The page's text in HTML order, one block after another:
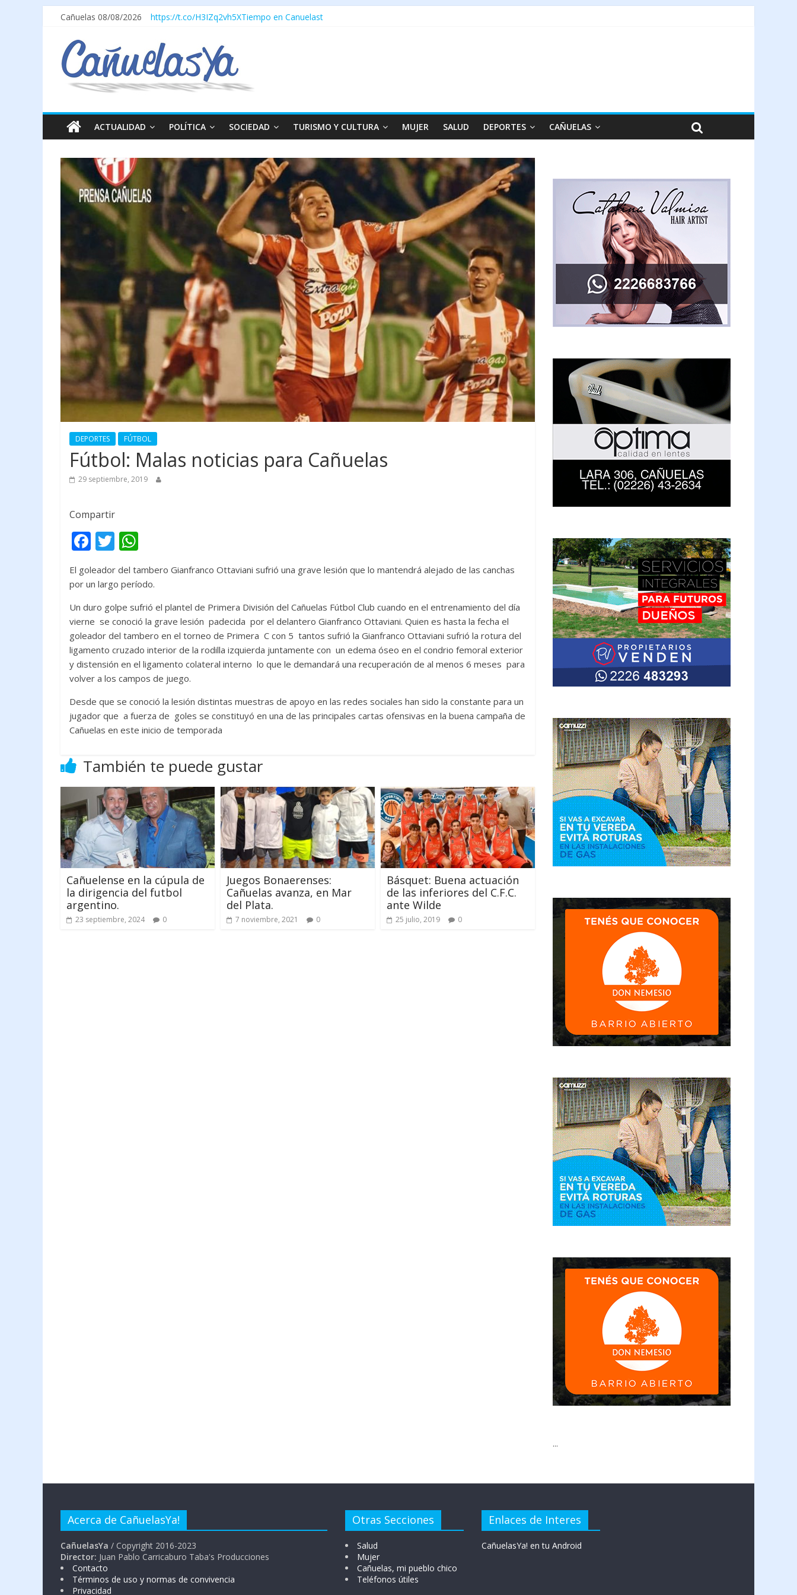
Cañuelas 08/08/2026 https://t.co/H3IZq2vh5XTiempo en Canuelast
ACTUALIDAD POLÍTICA SOCIEDAD TURISMO Y CULTURA MUJER SALUD DEPORTES CAÑUELAS
DEPORTES FÚTBOL
Fútbol: Malas noticias para Cañuelas
29 septiembre, 2019
Compartir
F
ac
e
o
o
k
T
w
itt
er
h
at
s
A
p
p
El goleador del tambero Gianfranco Ottaviani sufrió una grave lesión que lo mantendrá alejado de las canchas
por un largo período.
Un duro golpe sufrió el plantel de Primera División del Cañuelas Fútbol Club cuando en el entrenamiento del día
vierne se conoció la grave lesión padecida por el delantero Gianfranco Ottaviani. Quien es hasta la fecha el
goleador del tambero en el torneo de Primera C con 5 tantos sufrió la Gianfranco Ottaviani sufrió la rotura del
ligamento cruzado interior de la rodilla izquierda juntamente con un edema óseo en el condrio femoral exterior
y distensión en el ligamento colateral interno lo que le demandará una recuperación de al menos 6 meses para
volver a los campos de juego.
Desde que se conoció la lesión distintas muestras de apoyo en las redes sociales han sido la constante para un
jugador que a fuerza de goles se constituyó en una de las principales cartas ofensivas en la buena campaña de
Cañuelas en este inicio de temporada
También te puede gustar
Cañuelense en la cúpula de
la dirigencia del futbol
argentino.
23 septiembre, 2024 0
Juegos Bonaerenses:
Cañuelas avanza, en Mar
del Plata.
7 noviembre, 2021 0
Básquet: Buena actuación
de las inferiores del C.F.C.
ante Wilde
25 julio, 2019 0
...
Acerca de CañuelasYa!
CañuelasYa / Copyright 2016-2023
Director: Juan Pablo Carricaburo Taba's Producciones
Contacto
Términos de uso y normas de convivencia
Privacidad
Otras Secciones
Salud
Mujer
Cañuelas, mi pueblo chico
Teléfonos útiles
Enlaces de Interes
CañuelasYa! en tu Android